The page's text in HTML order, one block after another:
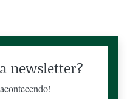
newsletter?